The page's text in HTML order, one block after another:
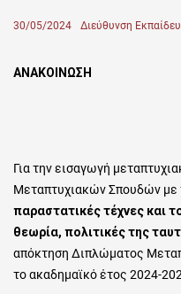
Posted
30/05/2024 Author
Διεύθυνση
ΑΝΑΚΟΙΝΩΣΗ
Για την εισαγωγή
Μεταπτυχιακών Σπουδών με
παραστατικές τέχνες και
θεωρία, πολιτικές της
απόκτηση Διπλώματος
το ακαδημαϊκό έτος 2024-